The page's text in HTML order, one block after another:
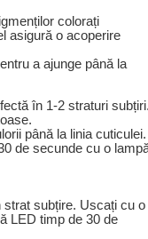
colorați
asigură o acoperire
a ajunge până la
în 1-2 straturi
până la linia cuticulei.
de secunde cu o
strat subțire. Uscați cu o
LED timp de 30 de